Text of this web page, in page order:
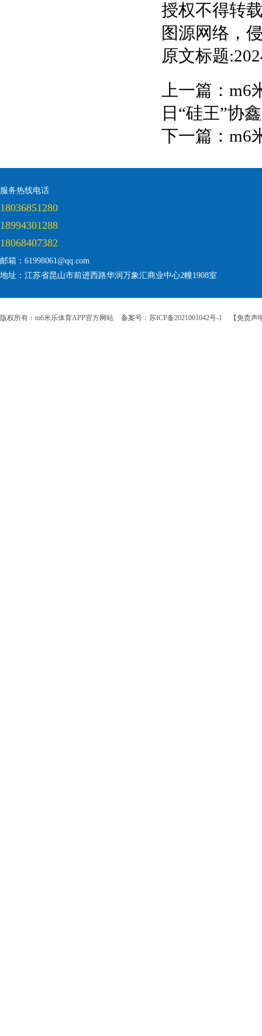
授权不得转
图源网络，
原文标题
上一篇： m6
日“硅王”协
下一篇： m6
服务热线电话
18036851280
18994301288
18068407382
邮箱：61998061@qq.com
地址：江苏省昆山市前进西路华润万象汇商业中心2幢1908室
版权所有：m6米乐体育APP官方网站 备案号：苏ICP备2021001042号-1 【免责声